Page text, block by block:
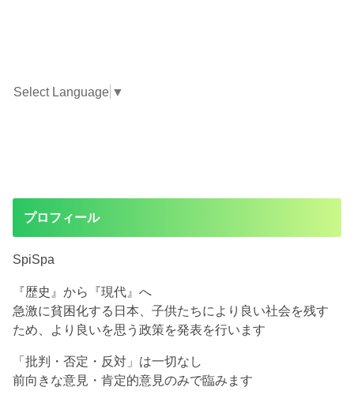
Select Language ▼
プロフィール
SpiSpa
『歴史』から『現代』へ
急激に貧困化する日本、子供たちにより良い社会を残す
ため、より良いを思う政策を発表を行います
「批判・否定・反対」は一切なし
前向きな意見・肯定的意見のみで臨みます